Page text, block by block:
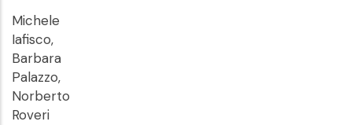
Michele
Iafisco,
Barbara
Palazzo,
Norberto
Roveri